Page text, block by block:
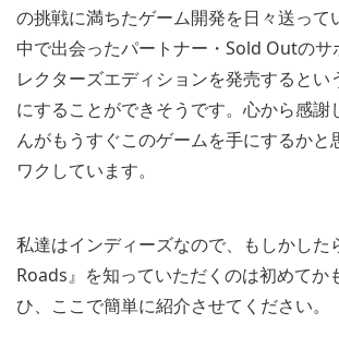
の挑戦に満ちたゲーム開発を日々送って
中で出会ったパートナー・Sold Outのサ
レクターズエディションを発売するとい
にすることができそうです。心から感謝
んがもうすぐこのゲームを手にするかと
ワクしています。
私達はインディーズなので、もしかし
Roads』を知っていただくのは初めてか
ひ、ここで簡単に紹介させてください。